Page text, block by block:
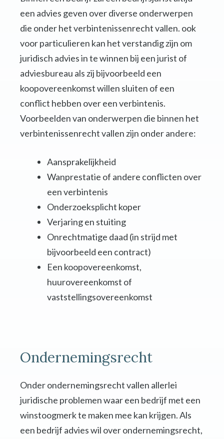
een advies geven over diverse onderwerpen
die onder het verbintenissenrecht vallen. ook
voor particulieren kan het verstandig zijn om
juridisch advies in te winnen bij een jurist of
adviesbureau als zij bijvoorbeeld een
koopovereenkomst willen sluiten of een
conflict hebben over een verbintenis.
Voorbeelden van onderwerpen die binnen het
verbintenissenrecht vallen zijn onder andere:
Aansprakelijkheid
Wanprestatie of andere conflicten over
een verbintenis
Onderzoeksplicht koper
Verjaring en stuiting
Onrechtmatige daad (in strijd met
bijvoorbeeld een contract)
Een koopovereenkomst,
huurovereenkomst of
vaststellingsovereenkomst
Ondernemingsrecht
Onder ondernemingsrecht vallen allerlei
juridische problemen waar een bedrijf met een
winstoogmerk te maken mee kan krijgen. Als
een bedrijf advies wil over ondernemingsrecht,